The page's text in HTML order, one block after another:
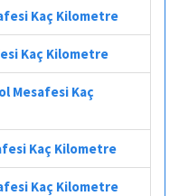
Kaç Kilometre
Kaç Kilometre
Mesafesi Kaç
Kaç Kilometre
Kaç Kilometre